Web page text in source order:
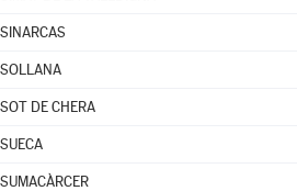
SINARCAS
SOLLANA
SOT DE CHERA
SUECA
SUMACÀRCER